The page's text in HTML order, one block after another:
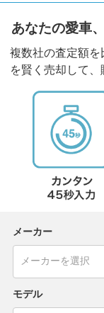
あなたの愛車
複数社の査定額
を賢く売却して
メーカー
モデル